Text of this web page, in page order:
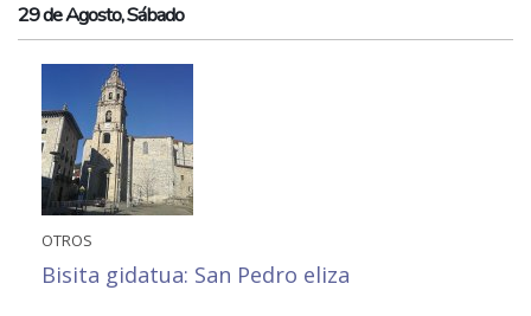
29 de Agosto, Sábado
OTROS
Bisita gidatua: San Pedro eliza